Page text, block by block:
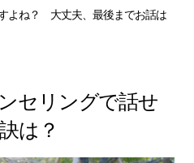
よね？ 大丈夫、最後までお話は
セリングで話せ
は？